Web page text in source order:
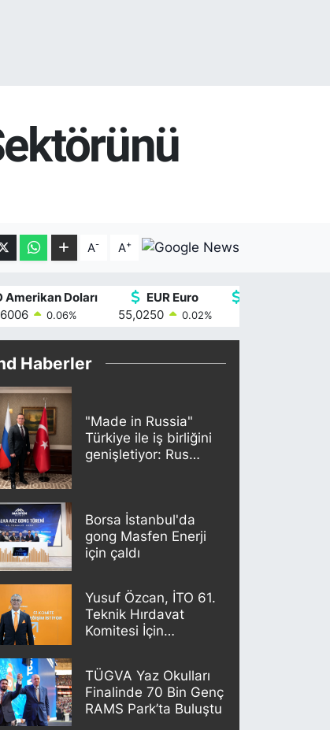
A- A+
Amerikan Doları
0.06%
EUR Euro
55,0250
0.02%
Haberler
"Made in Russia"
Türkiye ile iş birliğini
genişletiyor: Rus
Borsa İstanbul'da
gong Masfen Enerji
için çaldı
Yusuf Özcan, İTO 61.
Teknik Hırdavat
Komitesi İçin
TÜGVA Yaz Okulları
Finalinde 70 Bin Genç
RAMS Park’ta Buluştu